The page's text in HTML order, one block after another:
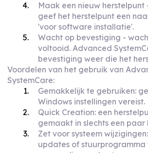
Maak een nieuw herstelpunt
geef het herstelpunt een
'voor software installatie'.
Wacht op bevestiging -
voltooid. Advanced
bevestiging weer die het
Voordelen van het gebruik van
SystemCare:
Gemakkelijk te gebruiken:
Windows instellingen vereist.
Quick Creation: een
gemaakt in slechts een paar
Zet voor systeem
updates of stuurprogramma